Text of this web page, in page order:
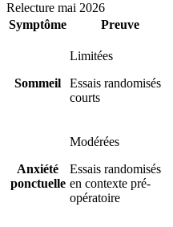
Relecture mai 2026
Symptôme
Preuve
Sommeil
Limitées
Essais randomisés
courts
Anxiété
ponctuelle
Modérées
Essais randomisés
en contexte pré-
opératoire